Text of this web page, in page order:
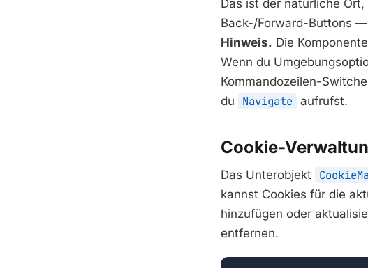
Das ist der natürliche
Back-/Forward-Buttons
Hinweis. Die
Wenn du
Kommandozeilen-
du
Navigate aufrufst.
Cookie-
Das Unterobjekt
kannst Cookies für die
hinzufügen oder
entfernen.